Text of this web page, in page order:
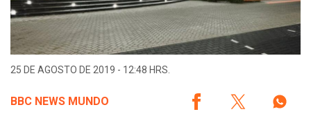
25 DE AGOSTO DE 2019 - 12:48 HRS.
BBC NEWS MUNDO